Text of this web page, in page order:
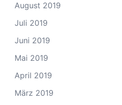
August 2019
Juli 2019
Juni 2019
Mai 2019
April 2019
März 2019